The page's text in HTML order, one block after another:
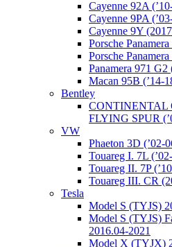
Cayenne 92A
Cayenne 9PA
Cayenne 9Y
Porsche
Porsche
Panamera 971 G2
Macan 95B (’14-
Bentley
CONTINENTAL
FLYING SPUR
VW
Phaeton 3D (’02-
Touareg I. 7L
Touareg II. 7P
Touareg III. CR
Tesla
Model S (TYJS)
Model S (TYJS)
2016.04-2021
Model X (TYJX)